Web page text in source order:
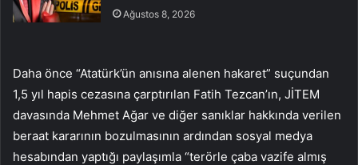
Ağustos 8, 2026
Daha önce “Atatürk’ün anısına alenen hakaret” suçundan
1,5 yıl hapis cezasına çarptırılan Fatih Tezcan’ın, JİTEM
davasında Mehmet Ağar ve diğer sanıklar hakkında verilen
beraat kararının bozulmasının ardından sosyal medya
hesabından yaptığı paylaşımla “terörle çaba vazife almış